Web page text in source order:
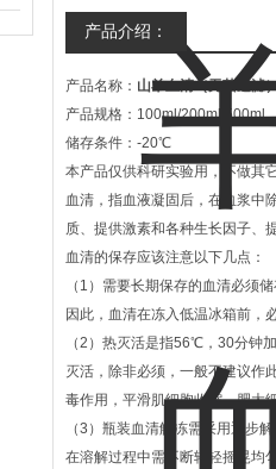
产品介绍：
产品名称： 山羊血清（无菌过滤
产品规格：100ml/200ml/500ml
储存条件：-20℃
本产品仅供科研实验用，不做其
血清，指血液凝固后，在血浆中
质、提供激素和各种生长因子、
血清的保存应该注意以下几点：
（1）需要长期保存的血清必
因此，血清在冻入低温冰箱前，
（2）热灭活是指56℃，30分钟
灭活，除非必须，一般不建议作
毒作用，平滑肌细胞收缩，肥大
（3）瓶装血清解冻需采用逐
在溶解过程中需不断轻轻摇晃均